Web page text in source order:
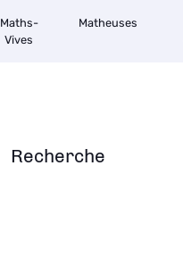
Recherche
Maths-
Vives
Matheuses